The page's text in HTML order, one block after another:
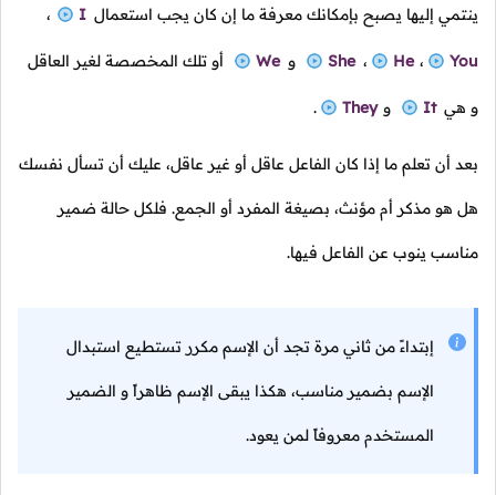
ينتمي إليها يصبح بإمكانك معرفة ما إن كان يجب استعمال I ،
You ، He ، She و We أو تلك المخصصة لغير العاقل
و هي It و They
.
بعد أن تعلم ما إذا كان الفاعل عاقل أو غير عاقل، عليك أن تسأل نفسك
هل هو مذكر أم مؤنث، بصيغة المفرد أو الجمع. فلكل حالة ضمير
مناسب ينوب عن الفاعل فيها.
إبتداءً من ثاني مرة تجد أن الإسم مكرر تستطيع استبدال
الإسم بضمير مناسب، هكذا يبقى الإسم ظاهراً و الضمير
المستخدم معروفاً لمن يعود.